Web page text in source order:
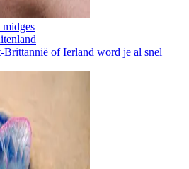
midges
of Ierland word je al snel